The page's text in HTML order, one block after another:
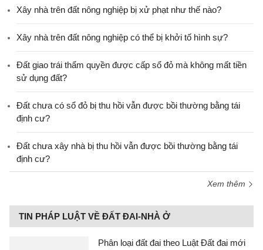
Xây nhà trên đất nông nghiệp bị xử phạt như thế nào?
Xây nhà trên đất nông nghiệp có thể bị khởi tố hình sự?
Đất giao trái thẩm quyền được cấp sổ đỏ mà không mất tiền
sử dụng đất?
Đất chưa có sổ đỏ bị thu hồi vẫn được bồi thường bằng tái
định cư?
Đất chưa xây nhà bị thu hồi vẫn được bồi thường bằng tái
định cư?
Xem thêm
TIN PHÁP LUẬT VỀ ĐẤT ĐAI-NHÀ Ở
Phân loại đất đai theo Luật Đất đai mới